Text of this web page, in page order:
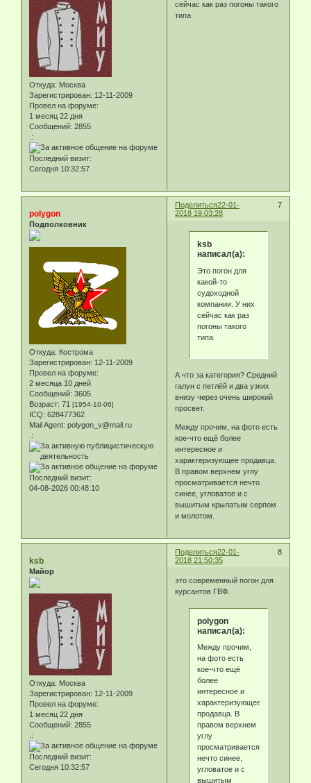
Откуда: Москва
Зарегистрирован: 12-11-2009
Провел на форуме:
1 месяц 22 дня
Сообщений: 2855
.:
Последний визит:
Сегодня 10:32:57
сейчас как раз погоны такого
типа
Поделиться 7
22-01-
2018 19:03:28
polygon
Подполковник
Откуда: Кострома
Зарегистрирован: 12-11-2009
Провел на форуме:
2 месяца 10 дней
Сообщений: 3605
Возраст: 71 [1954-10-06]
ICQ: 628477362
Mail Agent: polygon_v@mail.ru
.:
Последний визит:
04-08-2026 00:48:10
ksb
написал(а):
Это погон для
какой-то
судоходной
компании. У них
сейчас как раз
погоны такого
типа
А что за категория? Средний
галун с петлёй и два узких
внизу через очень широкий
просвет.
Между прочим, на фото есть
кое-что ещё более
интересное и
характеризующее продавца.
В правом верхнем углу
просматривается нечто
синее, угловатое и с
вышитым крылатым серпом
и молотом.
Поделиться 8
22-01-
2018 21:50:35
ksb
Майор
Откуда: Москва
Зарегистрирован: 12-11-2009
Провел на форуме:
1 месяц 22 дня
Сообщений: 2855
.:
Последний визит:
Сегодня 10:32:57
это современный погон для
курсантов ГВФ.
polygon
написал(а):
Между прочим,
на фото есть
кое-что ещё
более
интересное и
характеризующее
продавца. В
правом верхнем
углу
просматривается
нечто синее,
угловатое и с
вышитым